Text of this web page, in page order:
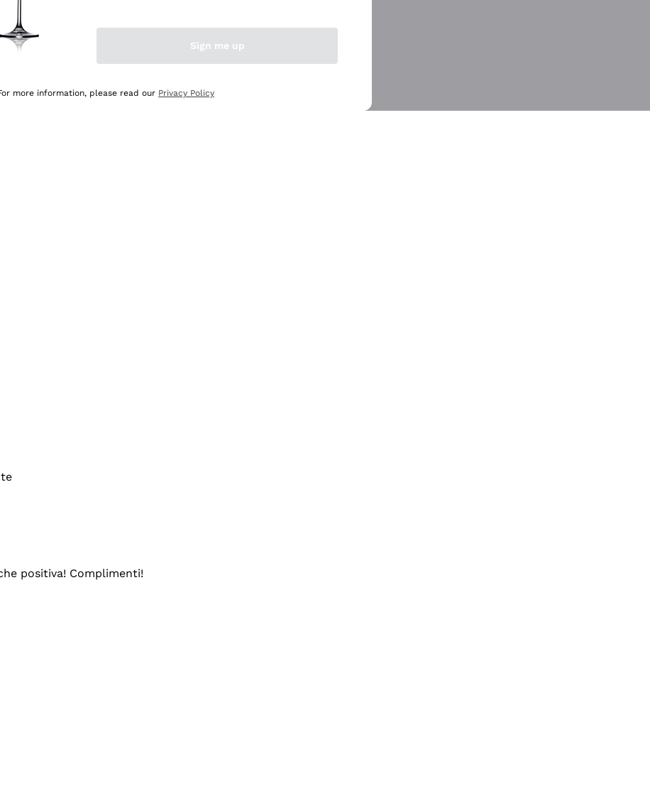
positiva! Complimenti!
Sign me up
more information, please read our Privacy Policy